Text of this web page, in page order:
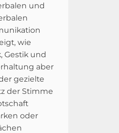
und
wie
Gestik und
aber
gezielte
der Stimme
oder